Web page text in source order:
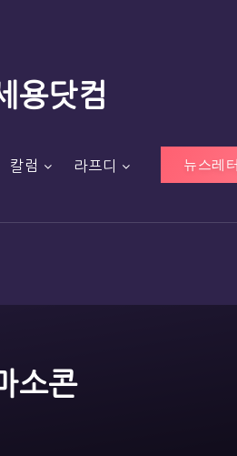
용닷컴
칼럼 라프디 뉴스레
소콘